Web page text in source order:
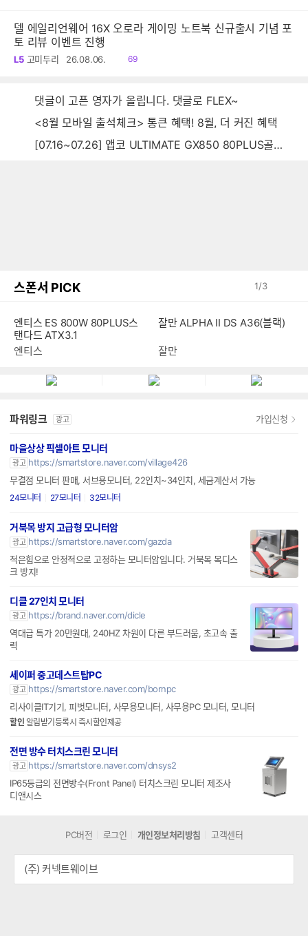
델 에일리언웨어 16X 오로라 게이밍 노트북 신규출시 기념 포
토 리뷰 이벤트 진행
L5 고미두리 26.08.06.
읽
69
댓글이 고픈 영자가 올립니다. 댓글로 FLEX~
<8월 모바일 출석체크> 통큰 혜택! 8월, 더 커진 혜택
[07.16~07.26] 앱코 ULTIMATE GX850 80PLUS골드 풀모듈러 ATX3.0 블랙
스폰서 PICK 1/3
엔티스 ES 800W 80PLUS스
탠다드 ATX3.1
엔티스
잘만 ALPHA II DS A36(블랙)
잘만
파워링크 광고 가입신청
마을상상 픽셀아트 모니터
광고 https://smartstore.naver.com/village426
무결점 모니터 판매, 서브용모니터, 22인치~34인치, 세금계산서 가능
24모니터 27모니터 32모니터
거북목 방지 고급형 모니터암
광고 https://smartstore.naver.com/gazda
적은힘으로 안정적으로 고정하는 모니터암입니다. 거북목 목디스
크 방지!
디클 27인치 모니터
광고 https://brand.naver.com/dicle
역대급 특가 20만원대, 240HZ 차원이 다른 부드러움, 초고속 출
력
세이퍼 중고데스트탑PC
광고 https://smartstore.naver.com/bornpc
리사이클IT기기, 피벗모니터, 사무용모니터, 사무용PC 모니터, 모니터
할인 알림받기등록시 즉시할인제공
전면 방수 터치스크린 모니터
광고 https://smartstore.naver.com/dnsys2
IP65등급의 전면방수(Front Panel) 터치스크린 모니터 제조사
디앤시스
PC버전 로그인 개인정보처리방침 고객센터
(주) 커넥트웨이브